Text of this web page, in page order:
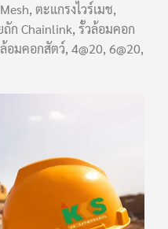
ตะแกรงไวร์เมช,
ถัก Chainlink, รั้วล้อมคอก
มคอกสัตว์, 4@20, 6@20,